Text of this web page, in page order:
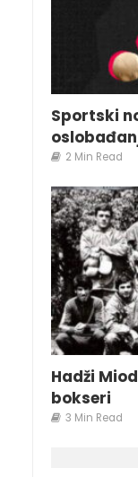
Sportski
2 Min Read
Hadži
bokseri
3 Min Read